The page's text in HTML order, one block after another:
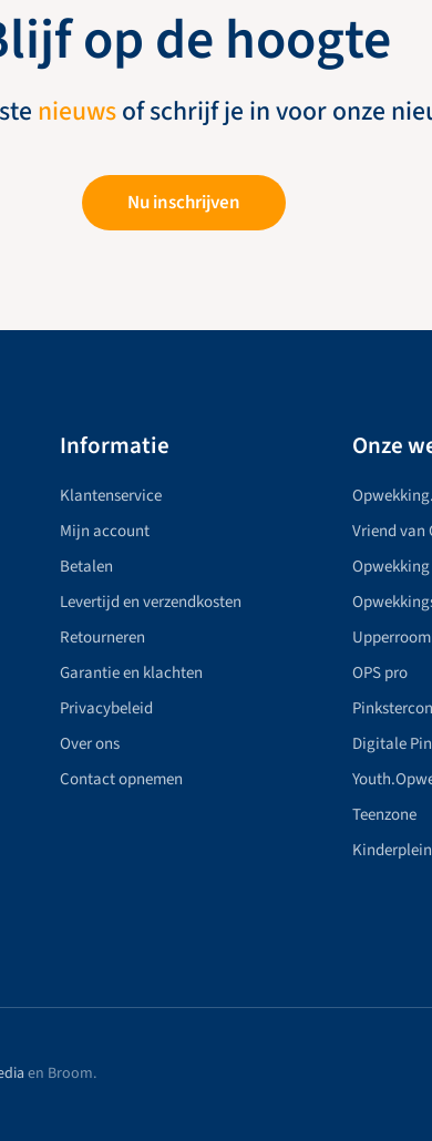
op de hoogte
nieuwsof schrijf je in voor onze
Nu inschrijven
Informatie
Klantenservice
Mijn account
Betalen
Levertijd en verzendkosten
Retourneren
Garantie en klachten
Privacybeleid
Over ons
Contact opnemen
Onze
Vriend van
Upperroom
OPS pro
Digitale
Teenzone
Kinderplein
en Broom.